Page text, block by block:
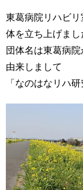
東葛病院リハビ
体を立ち上げまし
団体名は東葛病
由来しまして
「なのはなリハ